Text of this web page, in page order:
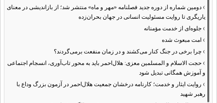
› دومین شماره از دوره جدید فصلنامه «مهر و ماه» منتشر شد؛ از بازاندیشی در معنای
یاریگری تا روایت مسئولیت انسانی در جهان بحران‌زده
› جلوه‌ای از خدمت مؤمنانه
› امت مبعوث شده
› چرا برخی در جنگ کنار می‌کشند و در زمان منفعت برمی‌گردند؟
› حجت الاسلام و المسلمین معزی: هلال‌احمر باید به محور تاب‌آوری، انسجام اجتماعی
و آموزش همگانی تبدیل شود
› روایت ایثار و خدمت؛ کارنامه درخشان جمعیت هلال‌احمر در آزمون بزرگ وداع با
رهبر شهید